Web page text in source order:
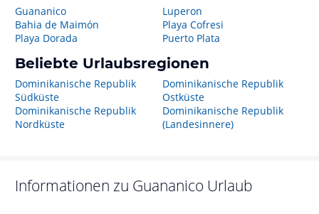
Guananico
Bahia de Maimón
Playa Dorada
Luperon
Playa Cofresi
Puerto Plata
Beliebte Urlaubsregionen
Dominikanische Republik
Südküste
Dominikanische Republik
Nordküste
Dominikanische Republik
Ostküste
Dominikanische Republik
(Landesinnere)
Informationen zu Guananico Urlaub